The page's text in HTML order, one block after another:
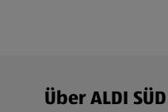
Über ALDI SÜD